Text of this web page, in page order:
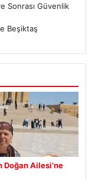
Sonrası Güvenlik
Beşiktaş
Doğan Ailesi’ne